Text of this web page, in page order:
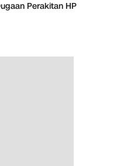
Perakitan HP